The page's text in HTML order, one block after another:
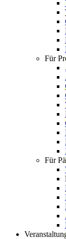
Für
Für